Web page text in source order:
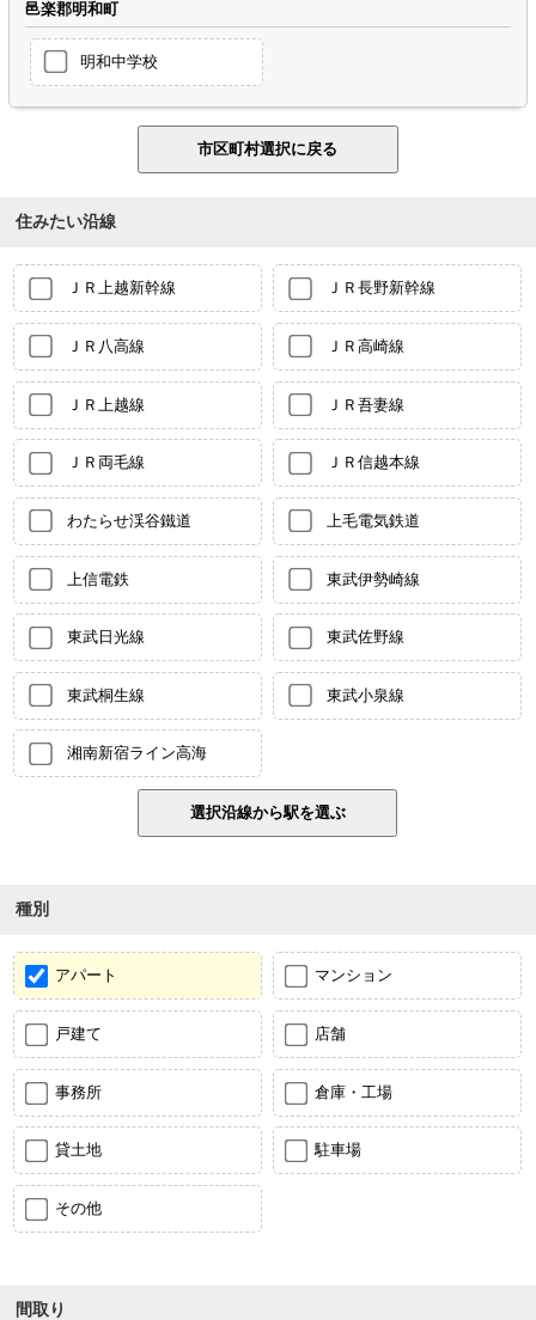
邑楽郡明和町
明和中学校
住みたい沿線
ＪＲ上越新幹線 ＪＲ長野新幹線
ＪＲ八高線 ＪＲ高崎線
ＪＲ上越線 ＪＲ吾妻線
ＪＲ両毛線 ＪＲ信越本線
わたらせ渓谷鐵道 上毛電気鉄道
上信電鉄 東武伊勢崎線
東武日光線 東武佐野線
東武桐生線 東武小泉線
湘南新宿ライン高海
種別
アパート マンション
戸建て 店舗
事務所 倉庫・工場
貸土地 駐車場
その他
間取り